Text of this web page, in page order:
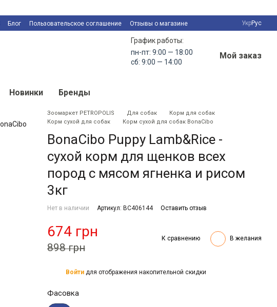
Блог Пользовательское соглашение
Отзывы о магазине
УкрРус
График работы:
пн-пт: 9:00 — 18:00
сб: 9:00 — 14:00
Мой заказ
Новинки Бренды
Зоомаркет PETROPOLIS Для собак
Корм для собак
Корм сухой для собак
Корм сухой для собак BonaCibo
BonaCibo Puppy Lamb&Rice -
сухой корм для щенков всех
пород с мясом ягненка и рисом
3кг
Нет в наличии Артикул: BC406144 Оставить отзыв
674 грн
898 грн
К сравнению В желания
Войти для отображения накопительной скидки
Фасовка